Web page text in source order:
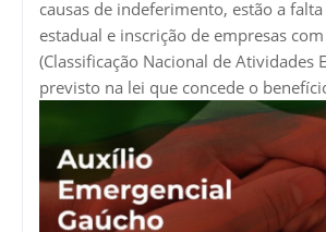
causas de indeferimento, estão a
estadual e inscrição de empresas
(Classificação Nacional de Atividades
previsto na lei que concede o